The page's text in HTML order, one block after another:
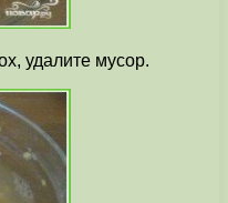
удалите мусор.